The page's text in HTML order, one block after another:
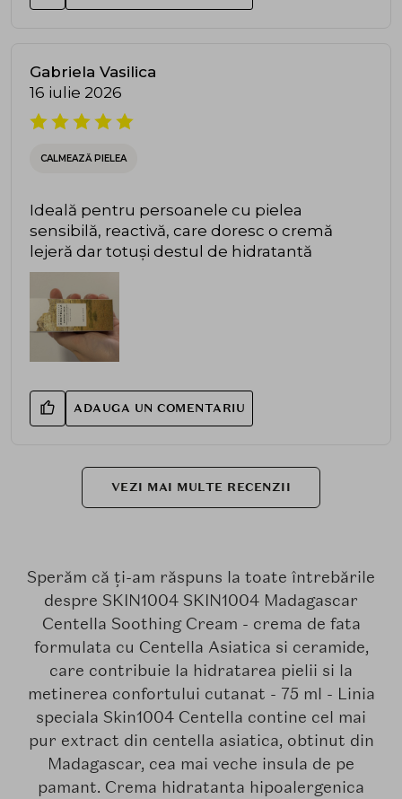
Gabriela Vasilica
16 iulie 2026
CALMEAZĂ PIELEA
Ideală pentru persoanele cu pielea
sensibilă, reactivă, care doresc o cremă
lejeră dar totuși destul de hidratantă
ADAUGA UN COMENTARIU
VEZI MAI MULTE RECENZII
Sperăm că ți-am răspuns la toate întrebările
despre SKIN1004 SKIN1004 Madagascar
Centella Soothing Cream - crema de fata
formulata cu Centella Asiatica si ceramide,
care contribuie la hidratarea pielii si la
metinerea confortului cutanat - 75 ml - Linia
speciala Skin1004 Centella contine cel mai
pur extract din centella asiatica, obtinut din
Madagascar, cea mai veche insula de pe
pamant. Crema hidratanta hipoalergenica